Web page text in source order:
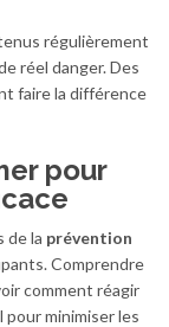
régulièrement
réel danger. Des
faire la différence
pour
de la prévention
Comprendre
comment réagir
minimiser les